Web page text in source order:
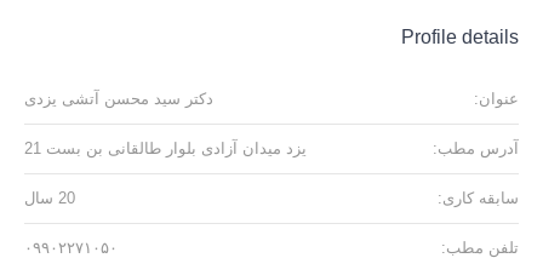
Profile details
عنوان: دکتر سید محسن آتشی یزدی
آدرس مطب: یزد میدان آزادی بلوار طالقانی بن بست 21
سابقه کاری: 20 سال
تلفن مطب: ۰۹۹۰۲۲۷۱۰۵۰